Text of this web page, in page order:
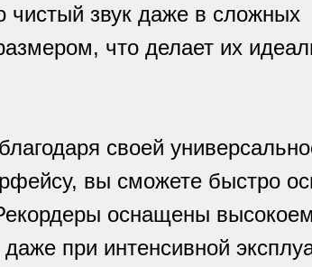
чистый звук даже в сложных
что делает их
своей
вы сможете быстро
оснащены
при интенсивной